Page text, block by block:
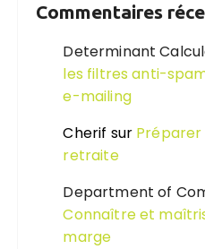
Commentaires
Determinant
les filtres anti-
e-mailing
Cherif sur Préparer
retraite
Department of
Connaître et
marge